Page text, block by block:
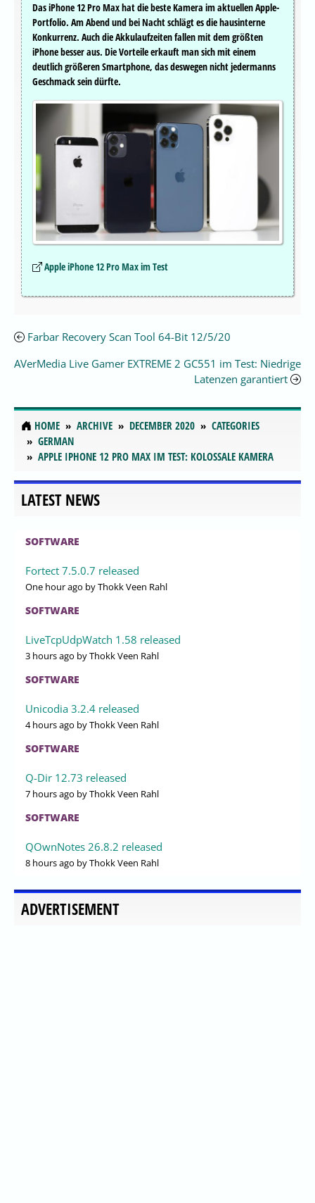
Das iPhone 12 Pro Max hat die beste Kamera im aktuellen Apple-
Portfolio. Am Abend und bei Nacht schlägt es die hausinterne
Konkurrenz. Auch die Akkulaufzeiten fallen mit dem größten
iPhone besser aus. Die Vorteile erkauft man sich mit einem
deutlich größeren Smartphone, das deswegen nicht jedermanns
Geschmack sein dürfte.
Apple iPhone 12 Pro Max im Test
Farbar Recovery Scan Tool 64-Bit 12/5/20
AVerMedia Live Gamer EXTREME 2 GC551 im Test: Niedrige
Latenzen garantiert
HOME ARCHIVE DECEMBER 2020
CATEGORIES
GERMAN
APPLE IPHONE 12 PRO MAX IM TEST: KOLOSSALE KAMERA
LATEST NEWS
SOFTWARE
Fortect 7.5.0.7 released
One hour ago by Thokk Veen Rahl
SOFTWARE
LiveTcpUdpWatch 1.58 released
3 hours ago by Thokk Veen Rahl
SOFTWARE
Unicodia 3.2.4 released
4 hours ago by Thokk Veen Rahl
SOFTWARE
Q-Dir 12.73 released
7 hours ago by Thokk Veen Rahl
SOFTWARE
QOwnNotes 26.8.2 released
8 hours ago by Thokk Veen Rahl
ADVERTISEMENT